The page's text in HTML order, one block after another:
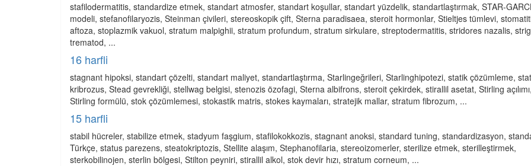
stafilodermatitis, standardize etmek, standart atmosfer, standart koşullar, standart yüzdelik, standartlaştırmak, STAR-
modeli, stefanofilaryozis, Steinman çivileri, stereoskopik çift, Sterna paradisaea, steroit hormonlar, Stieltjes tümlevi,
aftoza, stoplazmik vakuol, stratum malpighii, stratum profundum, stratum sirkulare, streptodermatitis, stridores nazalis,
trematod, ...
16 harfli
stagnant hipoksi, standart çözelti, standart maliyet, standartlaştırma, Starlingeğrileri, Starlinghipotezi, statik çözümleme,
kribrozus, Stead gevrekliği, stellwag belgisi, stenozis özofagi, Sterna albifrons, steroit çekirdek, stirallil asetat, Stirling açılımı,
Stirling formülü, stok çözümlemesi, stokastik matris, stokes kaymaları, stratejik mallar, stratum fibrozum, ...
15 harfli
stabil hücreler, stabilize etmek, stadyum faşgium, stafilokokkozis, stagnant anoksi, standard tuning, standardizasyon,
Türkçe, status parezens, steatokriptozis, Stellite alaşım, Stephanofilaria, stereoizomerler, sterilize etmek, sterilleştirmek,
sterkobilinojen, sterlin bölgesi, Stilton peyniri, stirallil alkol, stok devir hızı, stratum corneum, ...